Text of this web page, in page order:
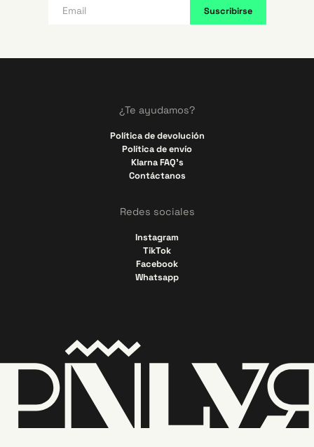
¿Te ayudamos?
Política de devolución
Política de envío
Klarna FAQ's
Contáctanos
Redes sociales
Instagram
TikTok
Facebook
Whatsapp